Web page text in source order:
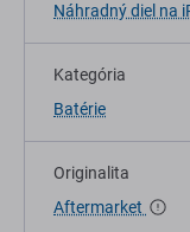
Náhradný diel na
Kategória
Batérie
Originalita
Aftermarket